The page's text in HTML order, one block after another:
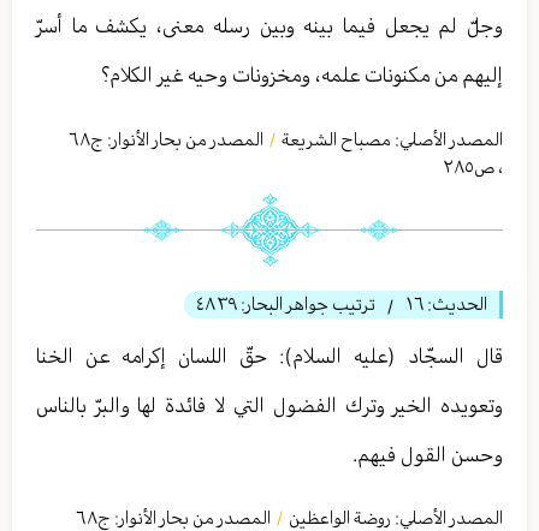
وجلّ لم يجعل فيما بينه وبين رسله معنى، يكشف ما أسرّ
إليهم من مكنونات علمه، ومخزونات وحيه غير الكلام؟
المصدر الأصلي: مصباح الشريعة / المصدر من بحار الأنوار: ج٦٨
، ص٢٨٥
الحديث: ١٦ / ترتيب جواهر البحار: ٤٨٣٩
قال السجّاد (عليه السلام): حقّ اللسان إكرامه عن الخنا
وتعويده الخير وترك الفضول التي لا فائدة لها والبرّ بالناس
وحسن القول فيهم.
المصدر الأصلي: روضة الواعظين / المصدر من بحار الأنوار: ج٦٨